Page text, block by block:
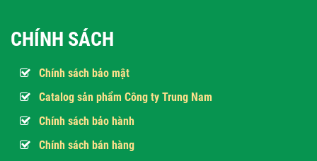
CHÍNH SÁCH
Chính sách bảo mật
Catalog sản phẩm Công ty Trung Nam
Chính sách bảo hành
Chính sách bán hàng